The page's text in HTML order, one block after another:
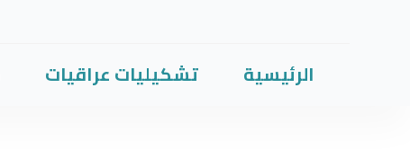
الرئيسية تشكيليات عراقيات